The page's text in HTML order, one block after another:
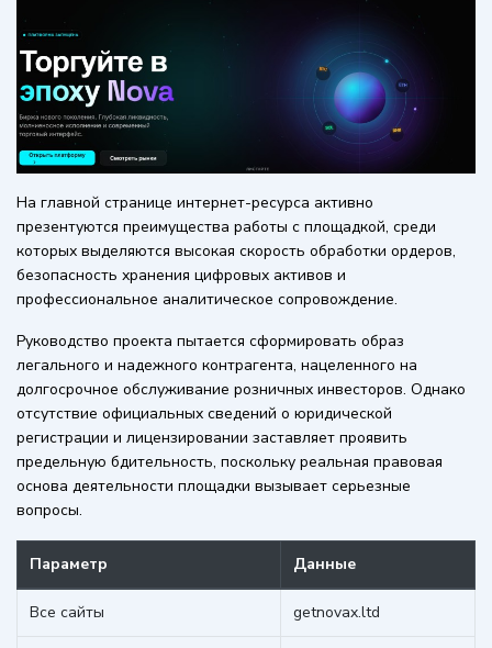
На главной странице интернет-ресурса активно
презентуются преимущества работы с площадкой, среди
которых выделяются высокая скорость обработки ордеров,
безопасность хранения цифровых активов и
профессиональное аналитическое сопровождение.
Руководство проекта пытается сформировать образ
легального и надежного контрагента, нацеленного на
долгосрочное обслуживание розничных инвесторов. Однако
отсутствие официальных сведений о юридической
регистрации и лицензировании заставляет проявить
предельную бдительность, поскольку реальная правовая
основа деятельности площадки вызывает серьезные
вопросы.
Параметр Данные
Все сайты getnovax.ltd